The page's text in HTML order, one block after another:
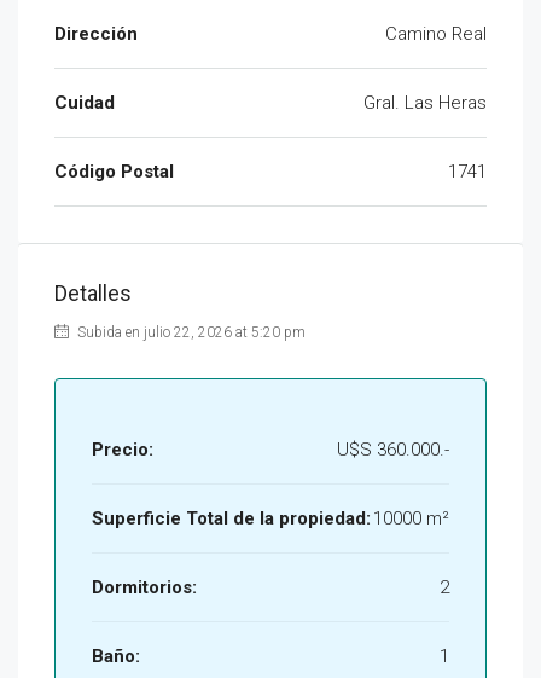
Dirección Camino Real
Cuidad Gral. Las Heras
Código Postal 1741
Detalles
Subida en julio 22, 2026 at 5:20 pm
Precio: U$S 360.000.-
Superficie Total de la propiedad: 10000 m²
Dormitorios: 2
Baño: 1